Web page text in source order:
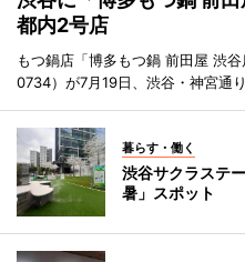
都内2号店
もつ鍋店「博多もつ鍋 前田屋 渋
0734）が7月19日、渋谷・神宮通
暮らす・働く
渋谷サクラステ
暑」スポット